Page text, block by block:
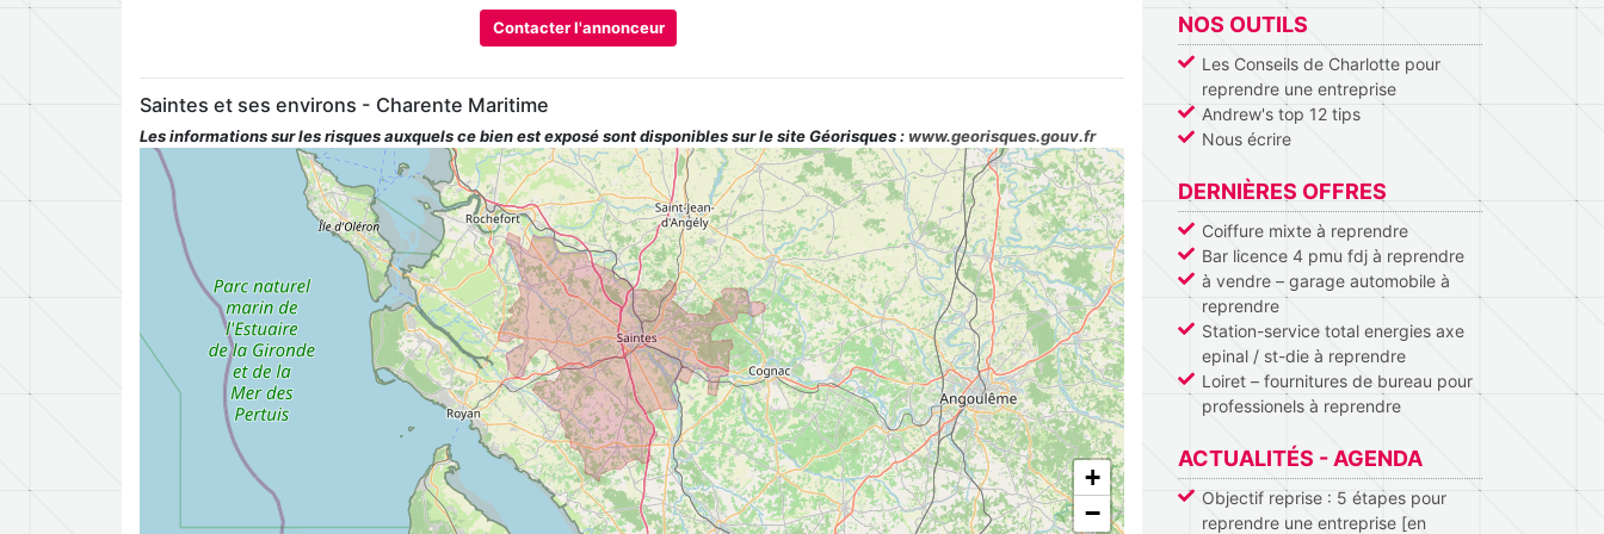
Contacter l'annonceur
Saintes et ses environs - Charente Maritime
Les informations sur les risques auxquels ce bien est exposé sont disponibles sur le site Géorisques : www.georisques.gouv.fr
+
−
NOS OUTILS
Les Conseils de Charlotte pour
reprendre une entreprise
Andrew's top 12 tips
Nous écrire
DERNIÈRES OFFRES
Coiffure mixte à reprendre
Bar licence 4 pmu fdj à reprendre
à vendre – garage automobile à
reprendre
Station-service total energies axe
epinal / st-die à reprendre
Loiret – fournitures de bureau pour
professionels à reprendre
ACTUALITÉS - AGENDA
Objectif reprise : 5 étapes pour
reprendre une entreprise [en